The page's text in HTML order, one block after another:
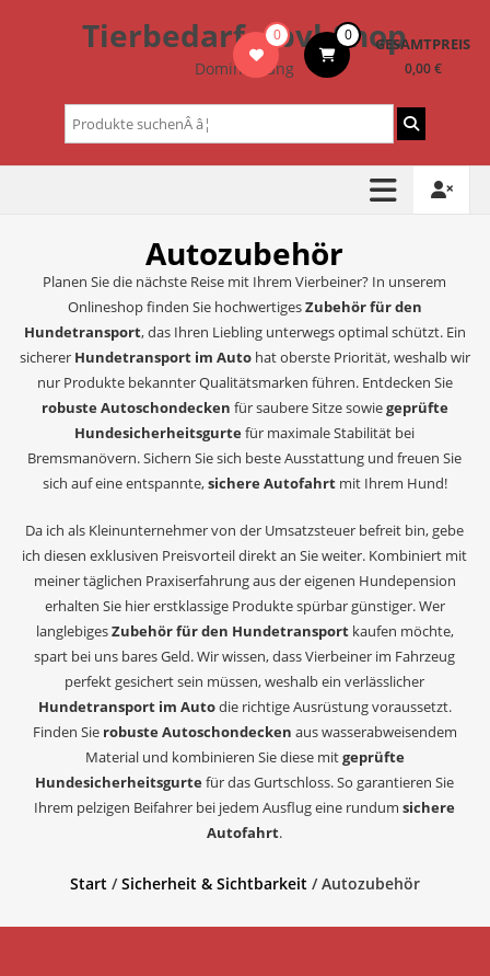
Tierbedarf – bvl-Shop
Dominik Lang
0 0 GESAMTPREIS
0,00 €
Suchen
nach:
Autozubehör
Planen Sie die nächste Reise mit Ihrem Vierbeiner? In unserem
Onlineshop finden Sie hochwertigesZubehör für den
Hundetransport, das Ihren Liebling unterwegs optimal schützt. Ein
sicherer Hundetransport im Autohat oberste Priorität, weshalb wir
nur Produkte bekannter Qualitätsmarken führen. Entdecken Sie
robuste Autoschondecken für saubere Sitze sowiegeprüfte
Hundesicherheitsgurte für maximale Stabilität bei
Bremsmanövern. Sichern Sie sich beste Ausstattung und freuen Sie
sich auf eine entspannte,sichere Autofahrtmit Ihrem Hund!
Da ich als Kleinunternehmer von der Umsatzsteuer befreit bin, gebe
ich diesen exklusiven Preisvorteil direkt an Sie weiter. Kombiniert mit
meiner täglichen Praxiserfahrung aus der eigenen Hundepension
erhalten Sie hier erstklassige Produkte spürbar günstiger. Wer
langlebigesZubehör für den Hundetransportkaufen möchte,
spart bei uns bares Geld. Wir wissen, dass Vierbeiner im Fahrzeug
perfekt gesichert sein müssen, weshalb ein verlässlicher
Hundetransport im Autodie richtige Ausrüstung voraussetzt.
Finden Sie robuste Autoschondecken aus wasserabweisendem
Material und kombinieren Sie diese mitgeprüfte
Hundesicherheitsgurte für das Gurtschloss. So garantieren Sie
Ihrem pelzigen Beifahrer bei jedem Ausflug eine rundumsichere
Autofahrt.
Start/Sicherheit & Sichtbarkeit/ Autozubehör